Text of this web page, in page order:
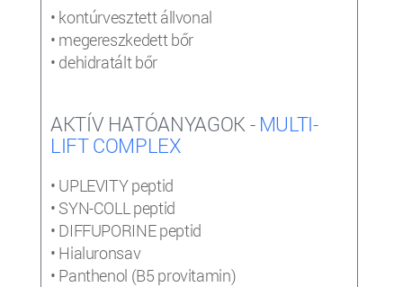
• kontúrvesztett állvonal
• megereszkedett bőr
• dehidratált bőr
AKTÍV HATÓANYAGOK - MULTI-
LIFT COMPLEX
• UPLEVITY peptid
• SYN-COLL peptid
• DIFFUPORINE peptid
• Hialuronsav
• Panthenol (B5 provitamin)